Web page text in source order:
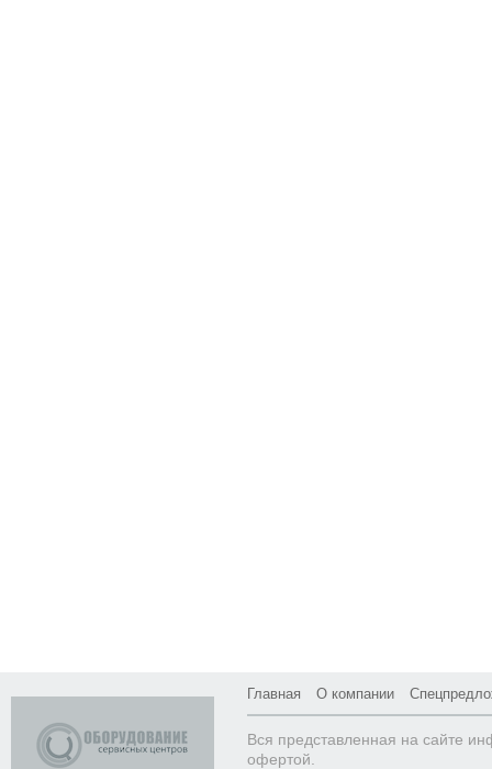
Главная О компании
Вся представленная на сайте
офертой.